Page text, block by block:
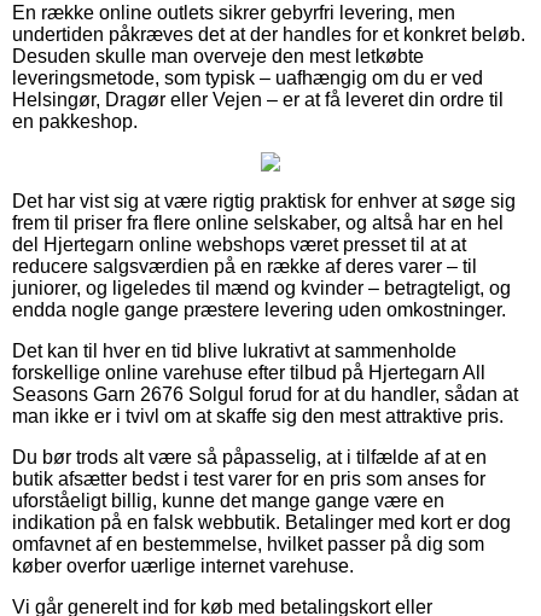
En række online outlets sikrer gebyrfri levering, men
undertiden påkræves det at der handles for et konkret beløb.
Desuden skulle man overveje den mest letkøbte
leveringsmetode, som typisk – uafhængig om du er ved
Helsingør, Dragør eller Vejen – er at få leveret din ordre til
en pakkeshop.
Det har vist sig at være rigtig praktisk for enhver at søge sig
frem til priser fra flere online selskaber, og altså har en hel
del Hjertegarn online webshops været presset til at at
reducere salgsværdien på en række af deres varer – til
juniorer, og ligeledes til mænd og kvinder – betragteligt, og
endda nogle gange præstere levering uden omkostninger.
Det kan til hver en tid blive lukrativt at sammenholde
forskellige online varehuse efter tilbud på Hjertegarn All
Seasons Garn 2676 Solgul forud for at du handler, sådan at
man ikke er i tvivl om at skaffe sig den mest attraktive pris.
Du bør trods alt være så påpasselig, at i tilfælde af at en
butik afsætter bedst i test varer for en pris som anses for
uforståeligt billig, kunne det mange gange være en
indikation på en falsk webbutik. Betalinger med kort er dog
omfavnet af en bestemmelse, hvilket passer på dig som
køber overfor uærlige internet varehuse.
Vi går generelt ind for køb med betalingskort eller